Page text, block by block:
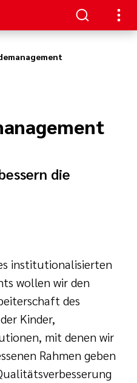
die
institutionalisierten
wollen wir den
des
Kinder,
mit denen wir
Rahmen geben